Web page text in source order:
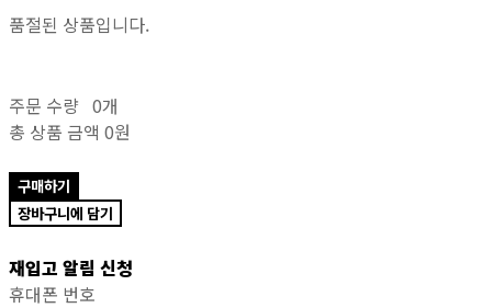
품절된 상품입니다.
주문 수량 0개
총 상품 금액 0원
구매하기
장바구니에 담기
재입고 알림 신청
휴대폰 번호